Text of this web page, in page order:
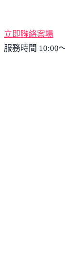
立即聯絡案場
服務時間 10:00